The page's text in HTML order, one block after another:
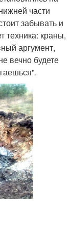
части
забывать и
техника: краны,
аргумент,
вечно будете